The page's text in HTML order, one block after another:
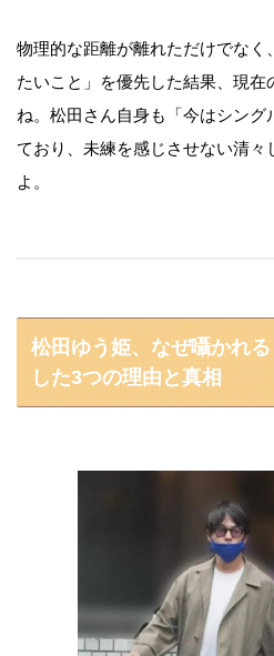
物理的な距離が離れただけでなく
たいこと」を優先した結果、現在
ね。松田さん自身も「今はシング
ており、未練を感じさせない清々
よ。
松田ゆう姫、なぜ囁かれ
した3つの理由と真相